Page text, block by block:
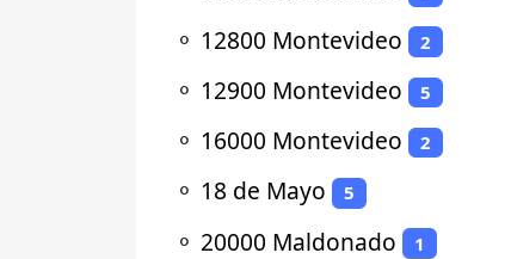
⚬ 12800 Montevideo 2
⚬ 12900 Montevideo 5
⚬ 16000 Montevideo 2
⚬ 18 de Mayo 5
⚬ 20000 Maldonado 1